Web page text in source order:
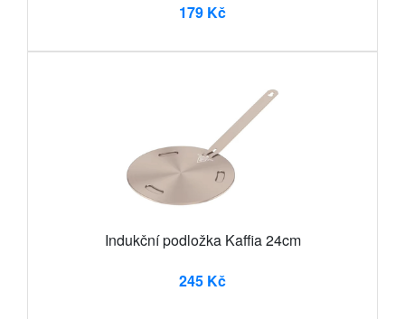
179 Kč
Indukční podložka Kaffia 24cm
245 Kč